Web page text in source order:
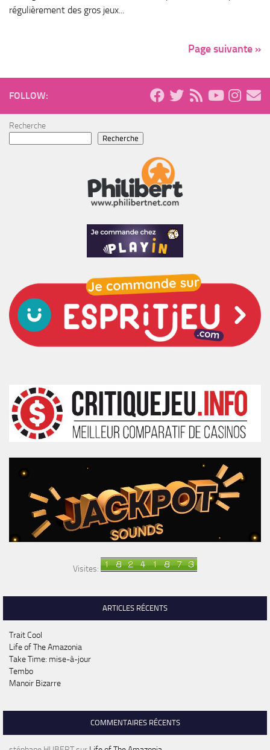
régulièrement des gros jeux...
Page suivante »
FOLLOW:
Recherche
Recherche
Visites:
ARTICLES RÉCENTS
Trait Cool
Life of The Amazonia
Take Time: mise-à-jour
Tembo
Manoir Bizarre
COMMENTAIRES RÉCENTS